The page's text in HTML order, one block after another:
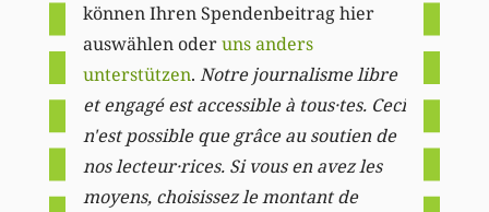
können Ihren Spendenbeitrag hier
auswählen oderuns anders
unterstützen. Notre journalisme libre
et engagé est accessible à tous·tes. Ceci
n'est possible que grâce au soutien de
nos lecteur·rices. Si vous en avez les
moyens, choisissez le montant de